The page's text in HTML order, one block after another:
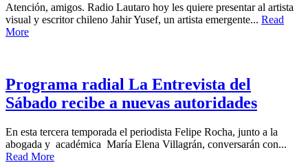
Atención, amigos. Radio Lautaro hoy les quiere presentar al artista
visual y escritor chileno Jahir Yusef, un artista emergente... Read
More
Programa radial La Entrevista del
Sábado recibe a nuevas autoridades
En esta tercera temporada el periodista Felipe Rocha, junto a la
abogada y académica María Elena Villagrán, conversarán con...
Read More